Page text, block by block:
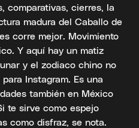
comparativas, cierres, la
madura del Caballo de
corre mejor. Movimiento
Y aquí hay un matiz
y el zodiaco chino no
Instagram. Es una
también en México
te sirve como espejo
como disfraz, se nota.